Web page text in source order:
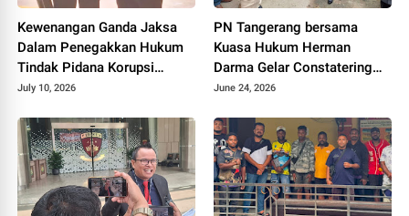
Kewenangan Ganda Jaksa
Dalam Penegakkan Hukum
Tindak Pidana Korupsi
Dipertanyakan
July 10, 2026
PN Tangerang bersama
Kuasa Hukum Herman
Darma Gelar Constatering
Jelang Eksekusi Lahan di
June 24, 2026